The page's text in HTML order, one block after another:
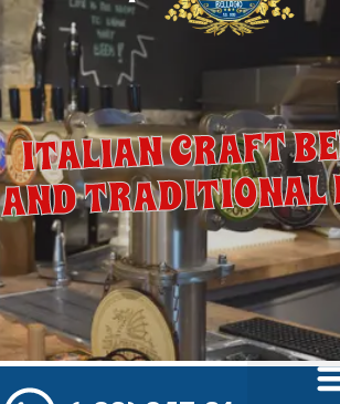
ITALIAN CRAFT
AND TRADITIONAL